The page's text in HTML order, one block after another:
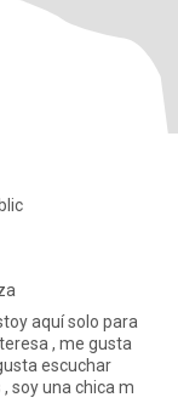
aquí solo para
, me gusta
soy una chica m